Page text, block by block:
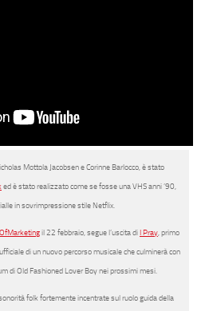
Mottola JacobseneCorinne Barlocco, è stato
ed è stato realizzato come se fosse una VHS anni ’90,
in sovrimpressione stile Netflix.
il 22 febbraio, segue l’uscita diI Pray, primo
di un nuovo percorso musicale che culminerà con
di Old Fashioned Lover Boy nei prossimi mesi.
folk fortemente incentrate sul ruolo guida della